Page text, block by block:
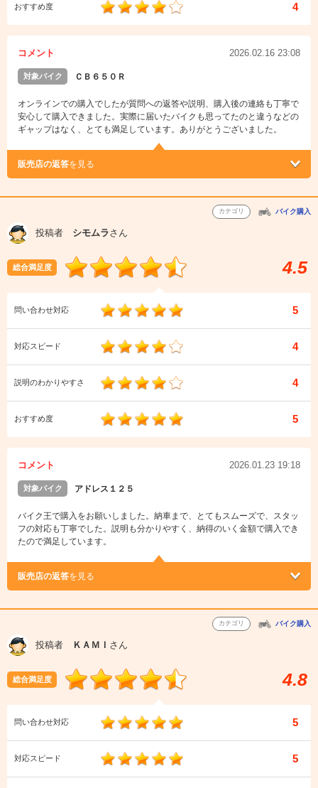
おすすめ度 4
コメント 2026.02.16 23:08
対象バイク ＣＢ６５０Ｒ
オンラインでの購入でしたが質問への返答や説明、購入後の連絡も丁寧で
安心して購入できました。実際に届いたバイクも思ってたのと違うなどの
ギャップはなく、とても満足しています。ありがとうございました。
販売店の返答を見る
カテゴリ バイク購入
投稿者 シモムラさん
総合満足度 4.5
問い合わせ対応 5
対応スピード 4
説明のわかりやすさ 4
おすすめ度 5
コメント 2026.01.23 19:18
対象バイク アドレス１２５
バイク王で購入をお願いしました。納車まで、とてもスムーズで、スタッ
フの対応も丁寧でした。説明も分かりやすく、納得のいく金額で購入でき
たので満足しています。
販売店の返答を見る
カテゴリ バイク購入
投稿者 ＫＡＭＩ さん
総合満足度 4.8
問い合わせ対応 5
対応スピード 5